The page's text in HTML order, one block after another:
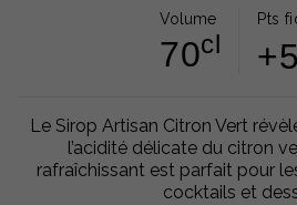
Volume
70cl
Pts
+5
Le Sirop Artisan Citron Vert
l’acidité délicate du citron
rafraîchissant est parfait pour
cocktails et